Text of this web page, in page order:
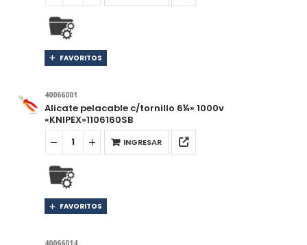
FAVORITOS
40066001
Alicate pelacable c/tornillo 6¼» 1000v
«KNIPEX»1106160SB
INGRESAR
FAVORITOS